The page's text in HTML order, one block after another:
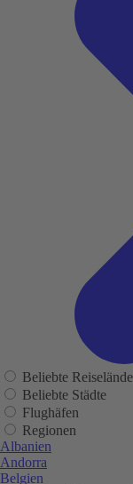
Beliebte
Beliebte Städte
Flughäfen
Regionen
Albanien
Andorra
Belgien